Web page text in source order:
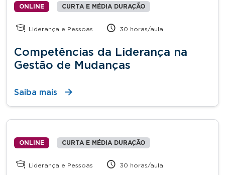
ONLINE CURTA E MÉDIA DURAÇÃO
Liderança e Pessoas 30 horas/aula
Competências da Liderança na
Gestão de Mudanças
Saiba mais
ONLINE CURTA E MÉDIA DURAÇÃO
Liderança e Pessoas 30 horas/aula